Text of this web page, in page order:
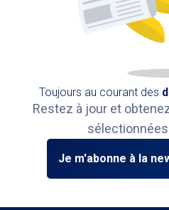
Toujours au courant des
Restez à jour et
Je m'abonne à la